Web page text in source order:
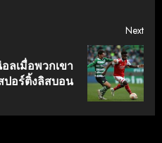
Next
ลเมื่อพวกเขา
ปอร์ติ้งลิสบอน